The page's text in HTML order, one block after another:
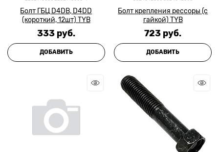
Болт ГБЦ D4DB, D4DD
(короткий, 12шт) TYB
333 руб.
ДОБАВИТЬ
Болт крепления рессоры (с
гайкой) TYB
723 руб.
ДОБАВИТЬ